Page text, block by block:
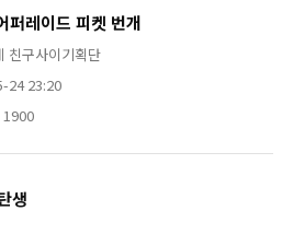
퍼레이드 피켓 번개
친구사이기획단
24 23:20
1900
생